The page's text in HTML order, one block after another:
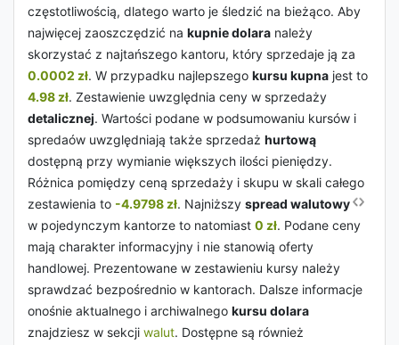
częstotliwością, dlatego warto je śledzić na bieżąco. Aby
najwięcej zaoszczędzić na kupnie dolara należy
skorzystać z najtańszego kantoru, który sprzedaje ją za
0.0002 zł. W przypadku najlepszego kursu kupna jest to
4.98 zł. Zestawienie uwzględnia ceny w sprzedaży
detalicznej. Wartości podane w podsumowaniu kursów i
spredaów uwzględniają także sprzedaż hurtową
dostępną przy wymianie większych ilości pieniędzy.
Różnica pomiędzy ceną sprzedaży i skupu w skali całego
zestawienia to -4.9798 zł. Najniższy spread walutowy
w pojedynczym kantorze to natomiast 0 zł. Podane ceny
mają charakter informacyjny i nie stanowią oferty
handlowej. Prezentowane w zestawieniu kursy należy
sprawdzać bezpośrednio w kantorach. Dalsze informacje
onośnie aktualnego i archiwalnego kursu dolara
znajdziesz w sekcji walut. Dostępne są również